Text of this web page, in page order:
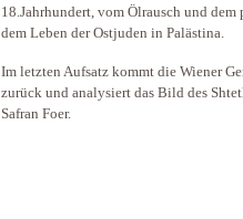
18.Jahrhundert, vom Ölrausch und
dem Leben der Ostjuden in Palästina.
Im letzten Aufsatz kommt die Wiener
zurück und analysiert das Bild des
Safran Foer.